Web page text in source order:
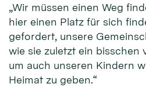
„Wir müssen einen Weg
hier einen Platz für sich
gefordert, unsere
wie sie zuletzt ein bisschen
um auch unseren Kindern
Heimat zu geben.“